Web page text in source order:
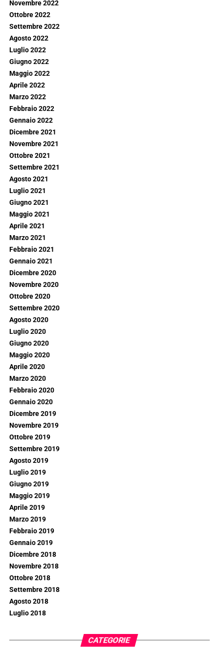
Novembre 2022
Ottobre 2022
Settembre 2022
Agosto 2022
Luglio 2022
Giugno 2022
Maggio 2022
Aprile 2022
Marzo 2022
Febbraio 2022
Gennaio 2022
Dicembre 2021
Novembre 2021
Ottobre 2021
Settembre 2021
Agosto 2021
Luglio 2021
Giugno 2021
Maggio 2021
Aprile 2021
Marzo 2021
Febbraio 2021
Gennaio 2021
Dicembre 2020
Novembre 2020
Ottobre 2020
Settembre 2020
Agosto 2020
Luglio 2020
Giugno 2020
Maggio 2020
Aprile 2020
Marzo 2020
Febbraio 2020
Gennaio 2020
Dicembre 2019
Novembre 2019
Ottobre 2019
Settembre 2019
Agosto 2019
Luglio 2019
Giugno 2019
Maggio 2019
Aprile 2019
Marzo 2019
Febbraio 2019
Gennaio 2019
Dicembre 2018
Novembre 2018
Ottobre 2018
Settembre 2018
Agosto 2018
Luglio 2018
CATEGORIE